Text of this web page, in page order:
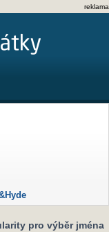
reklama
pro výběr jména